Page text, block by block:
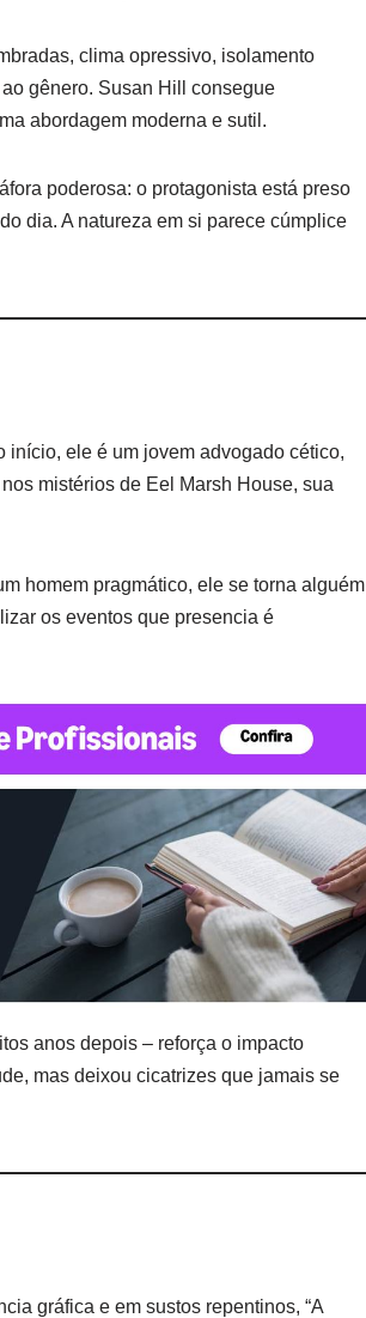
clima opressivo, isolamento
gênero. Susan Hill consegue
abordagem moderna e sutil.
poderosa: o protagonista está preso
dia. A natureza em si parece cúmplice
início, ele é um jovem advogado cético,
mistérios de Eel Marsh House, sua
homem pragmático, ele se torna alguém
os eventos que presencia é
anos depois – reforça o impacto
mas deixou cicatrizes que jamais se
gráfica e em sustos repentinos, “A